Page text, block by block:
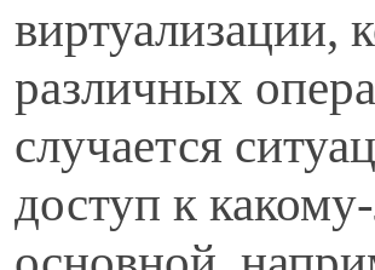
виртуализации,
различных
случается
доступ к